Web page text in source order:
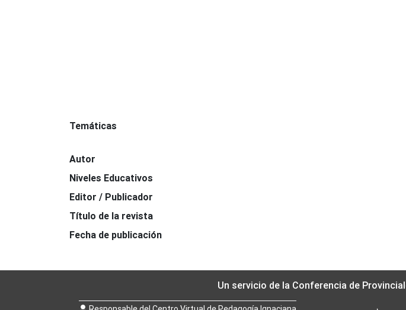
Temáticas
Autor
Niveles Educativos
Editor / Publicador
Título de la revista
Fecha de publicación
Un servicio de la Conferencia de